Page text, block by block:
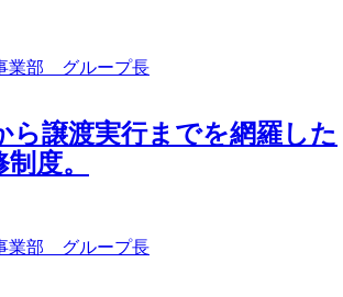
業部 グループ長
ら譲渡実行までを網羅した
度。
業部 グループ長